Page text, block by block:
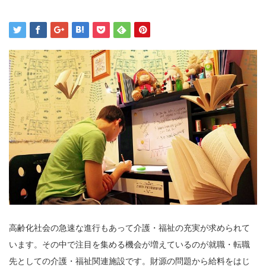
高齢化社会の急速な進行もあって介護・福祉の充実が求められて
います。その中で注目を集める機会が増えているのが就職・転職
先としての介護・福祉関連施設です。財源の問題から給料をはじ